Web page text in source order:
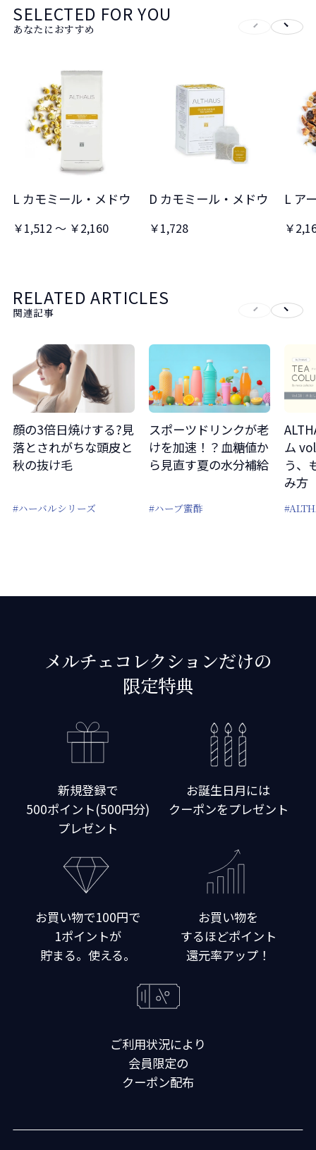
SELECTED FOR YOU
あなたにおすすめ
L カモミール・メドウ
￥1,512 ～ ￥2,160
D カモミール・メドウ
￥1,728
L ア
￥
RELATED ARTICLES
関連記事
顔の3倍日焼けする?見
落とされがちな頭皮と
秋の抜け毛
#ハーバルシリーズ
スポーツドリンクが老
けを加速！？血糖値か
ら見直す夏の水分補給
#ハーブ蜜酢
ム
う、
み方
メルチェコレクションだけの
限定特典
新規登録で
500ポイント(500円分)
プレゼント
お誕生日月には
クーポンをプレゼント
お買い物で100円で
1ポイントが
貯まる。使える。
お買い物を
するほどポイント
還元率アップ！
ご利用状況により
会員限定の
クーポン配布